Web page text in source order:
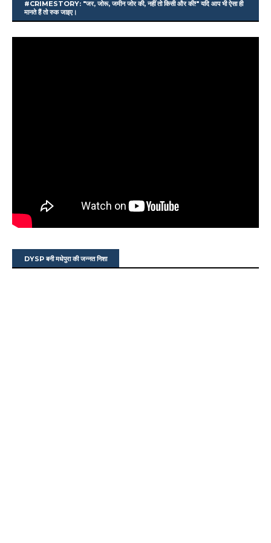
#CRIMESTORY: "जर, जोरू, जमीन जोर की, नहीं तो किसी और की!" यदि आप भी ऐसा ही
मानते हैं तो रुक जाइए।
DYSP बनी मधेपुरा की जन्नत निशा